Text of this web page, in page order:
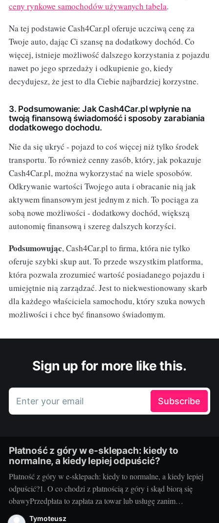
ceny rynkowe samochodów używanych tabela.
Na tej podstawie Cash4Car.pl oferuje uczciwą cenę za
Twoje auto, dając Ci szansę na dodatkowy dochód. Co
więcej, istnieje możliwość dalszego korzystania z pojazdu
nawet po jego sprzedaży i odkupienie go, kiedy
decydujesz, że jest to dla Ciebie najbardziej korzystne.
3. Podsumowanie: Jak Cash4Car.pl wpłynie na
twoją finansową świadomość i sposoby zarabiania
dodatkowego dochodu.
Nie da się ukryć - pojazd to coś więcej niż tylko środek
transportu. To również cenny zasób, który, jak pokazuje
Cash4Car.pl, można wykorzystać na wiele sposobów.
Odkrywanie wartości Twojego auta i obracanie nią jak
aktywem finansowym jest jednym z nich. To pociąga za
sobą nowe możliwości - dodatkowy dochód, większą
autonomię finansową i szereg dalszych korzyści.
Podsumowując, Cash4Car.pl to firma, która nie tylko
oferuje szybki skup aut. To przede wszystkim platforma,
która pozwala zrozumieć wartość posiadanego pojazdu i
umiejętnie nią zarządzać. Jest to niekwestionowany skarb
dla każdego właściciela samochodu, który szuka nowych
możliwości i chce być finansowo świadomym.
Sign up for more like this.
Enter your email Subscribe
Płatność z góry w e-sklepach: kiedy to
normalne, a kiedy lepiej odpuścić?
Płatność z góry w e-sklepach: kiedy to normalne, a kiedy lepiej
odpuścić?1. O co chodzi z płatnością z góry i skąd biorą się
obawyPrzedpłata to zapłata za towar lub usługę zanim
sprzedawca je wyśle albo wykona. Sklepy proszą o nią z kilku
Tymoteusz